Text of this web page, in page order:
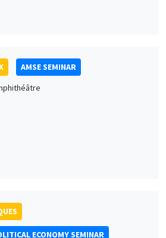
AMSE SEMINAR
ECONOMY SEMINAR